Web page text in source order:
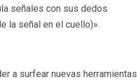
señales con sus dedos
la señal en el cuello)».
a surfear nuevas herramientas